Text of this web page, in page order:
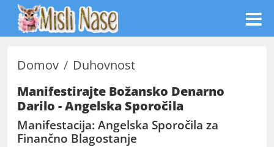
Domov
Duhovnost
Manifestirajte Božansko Denarno
Darilo - Angelska Sporočila
Manifestacija: Angelska Sporočila za
Finančno Blagostanje